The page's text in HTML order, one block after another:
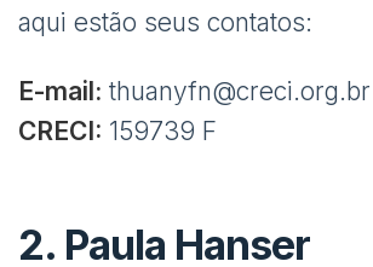
aqui estão seus contatos:
E-mail: thuanyfn@creci.org.br
CRECI: 159739 F
2. Paula Hanser